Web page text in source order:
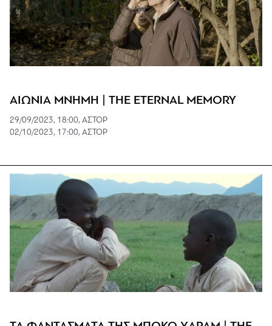
ΑΙΩΝΙΑ ΜΝΗΜΗ | THE ETERNAL MEMORY
29/09/2023, 18:00, ΑΣΤΟΡ
02/10/2023, 17:00, ΑΣΤΟΡ